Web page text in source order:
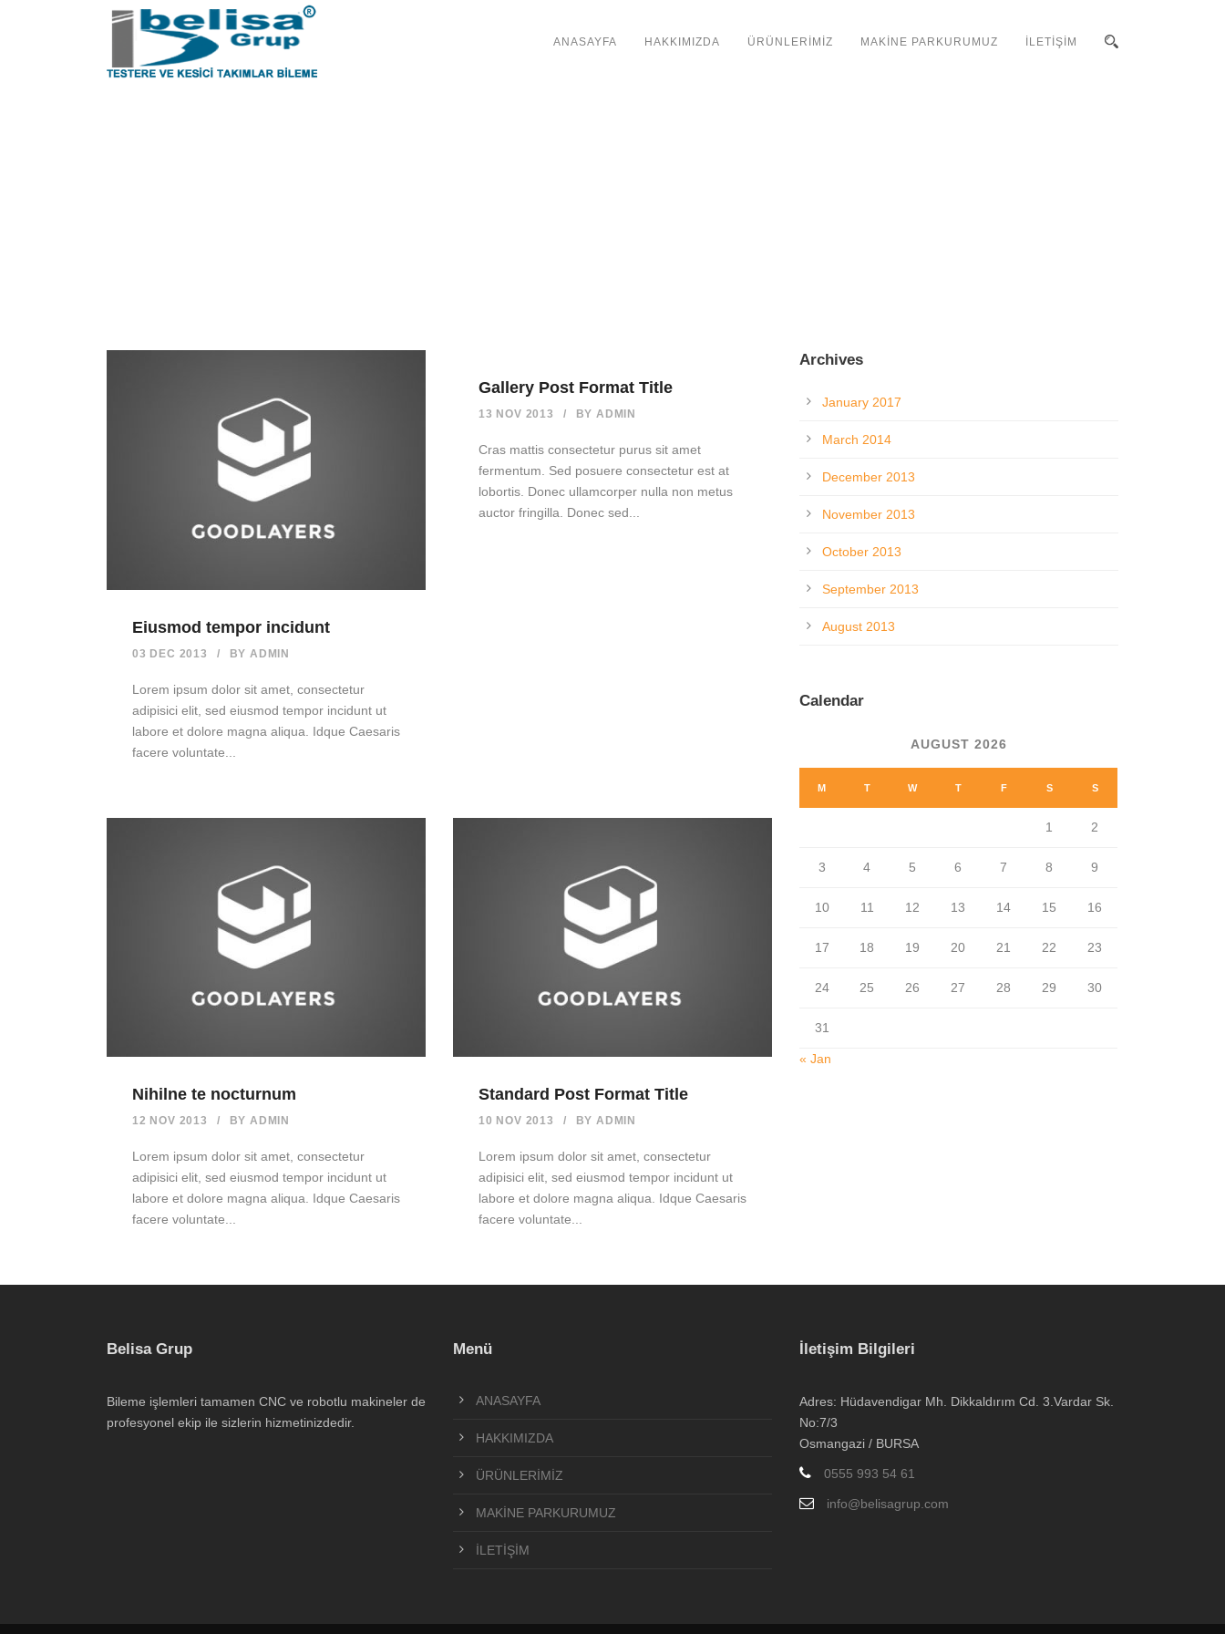
ANASAYFA HAKKIMIZDA ÜRÜNLERİMİZ MAKİNE PARKURUMUZ İLETİŞİM
Eiusmod tempor incidunt
03 DEC 2013 / BY ADMIN
Lorem ipsum dolor sit amet, consectetur
adipisici elit, sed eiusmod tempor incidunt ut
labore et dolore magna aliqua. Idque Caesaris
facere voluntate...
Gallery Post Format Title
13 NOV 2013 / BYADMIN
Cras mattis consectetur purus sit amet
fermentum. Sed posuere consectetur est at
lobortis. Donec ullamcorper nulla non metus
auctor fringilla. Donec sed...
Nihilne te nocturnum
12 NOV 2013 / BYADMIN
Lorem ipsum dolor sit amet, consectetur
adipisici elit, sed eiusmod tempor incidunt ut
labore et dolore magna aliqua. Idque Caesaris
facere voluntate...
Standard Post Format Title
10 NOV 2013 / BYADMIN
Lorem ipsum dolor sit amet, consectetur
adipisici elit, sed eiusmod tempor incidunt ut
labore et dolore magna aliqua. Idque Caesaris
facere voluntate...
Archives
January 2017
March 2014
December 2013
November 2013
October 2013
September 2013
August 2013
Calendar
AUGUST 2026
M T W T F S S
1 2
3 4 5 6 7 8 9
10 11 12 13 14 15 16
17 18 19 20 21 22 23
24 25 26 27 28 29 30
31
« Jan
Belisa Grup
Bileme işlemleri tamamen CNC ve robotlu makineler de
profesyonel ekip ile sizlerin hizmetinizdedir.
Menü
ANASAYFA
HAKKIMIZDA
ÜRÜNLERİMİZ
MAKİNE PARKURUMUZ
İLETİŞİM
İletişim Bilgileri
Adres: Hüdavendigar Mh. Dikkaldırım Cd. 3.Vardar Sk.
No:7/3
Osmangazi / BURSA
0555 993 54 61
info@belisagrup.com